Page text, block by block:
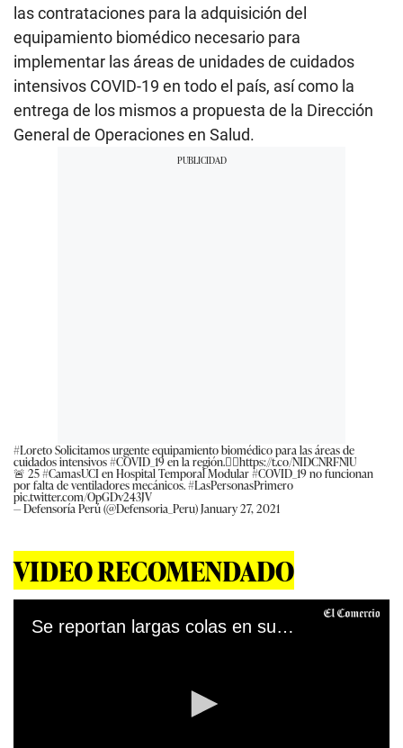
las contrataciones para la adquisición del
equipamiento biomédico necesario para
implementar las áreas de unidades de cuidados
intensivos COVID-19 en todo el país, así como la
entrega de los mismos a propuesta de la Dirección
General de Operaciones en Salud.
#LoretoSolicitamos urgente equipamiento biomédico para las áreas de
cuidados intensivos#COVID_19en la región.👉🏾https://t.co/NIDCNRFNlU
🚨 25#CamasUCIen Hospital Temporal Modular#COVID_19no funcionan
por falta de ventiladores mecánicos.#LasPersonasPrimero
pic.twitter.com/OpGDv243JV
— Defensoría Perú (@Defensoria_Peru)January 27, 2021
VIDEO RECOMENDADO
Se reportan largas colas en supermercados ante anuncio de cuarentena total en Lima y Callao